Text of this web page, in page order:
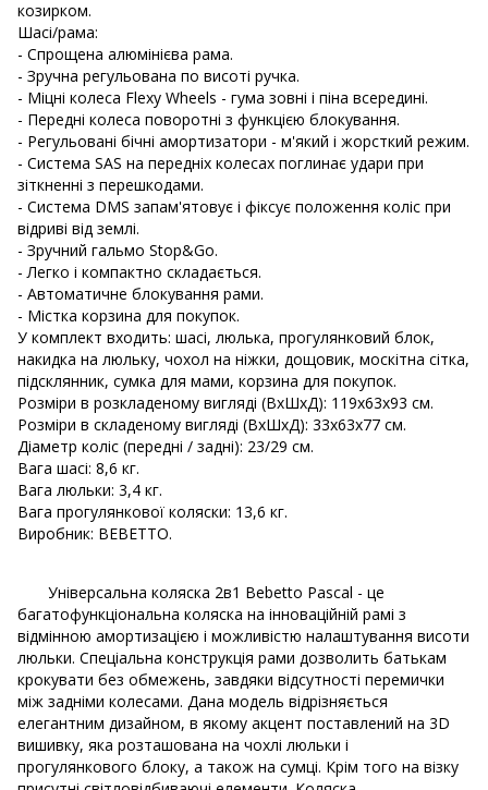
козирком.
Шасі/рама:
- Спрощена алюмінієва рама.
- Зручна регульована по висоті ручка.
- Міцні колеса Flexy Wheels - гума зовні і піна всередині.
- Передні колеса поворотні з функцією блокування.
- Регульовані бічні амортизатори - м'який і жорсткий режим.
- Система SAS на передніх колесах поглинає удари при
зіткненні з перешкодами.
- Система DMS запам'ятовує і фіксує положення коліс при
відриві від землі.
- Зручний гальмо Stop&Go.
- Легко і компактно складається.
- Автоматичне блокування рами.
- Містка корзина для покупок.
У комплект входить: шасі, люлька, прогулянковий блок,
накидка на люльку, чохол на ніжки, дощовик, москітна сітка,
підсклянник, сумка для мами, корзина для покупок.
Розміри в розкладеному вигляді (ВхШхД): 119х63х93 см.
Розміри в складеному вигляді (ВхШхД): 33х63х77 см.
Діаметр коліс (передні / задні): 23/29 см.
Вага шасі: 8,6 кг.
Вага люльки: 3,4 кг.
Вага прогулянкової коляски: 13,6 кг.
Виробник: BEBETTO.
Універсальна коляска 2в1 Bebetto Pascal - це
багатофункціональна коляска на інноваційній рамі з
відмінною амортизацією і можливістю налаштування висоти
люльки. Спеціальна конструкція рами дозволить батькам
крокувати без обмежень, завдяки відсутності перемички
між задніми колесами. Дана модель відрізняється
елегантним дизайном, в якому акцент поставлений на 3D
вишивку, яка розташована на чохлі люльки і
прогулянкового блоку, а також на сумці. Крім того на візку